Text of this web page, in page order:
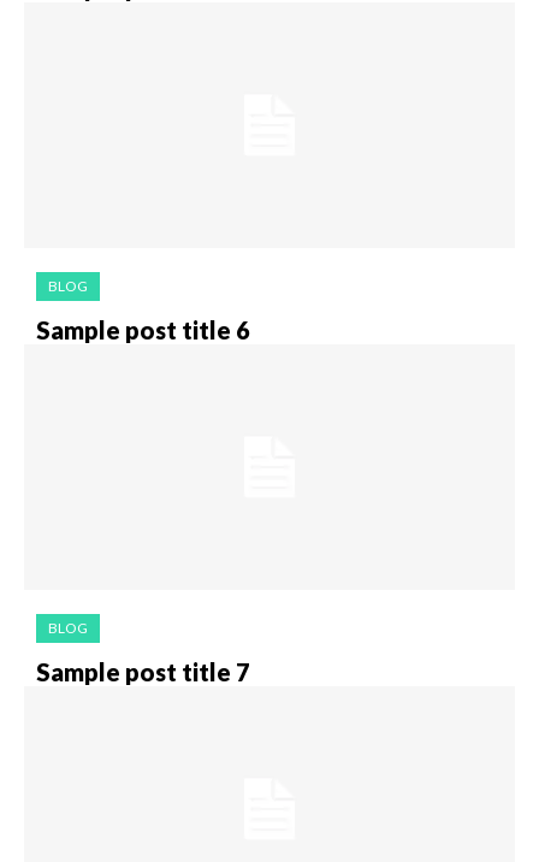
BLOG
Sample post title 6
BLOG
Sample post title 7